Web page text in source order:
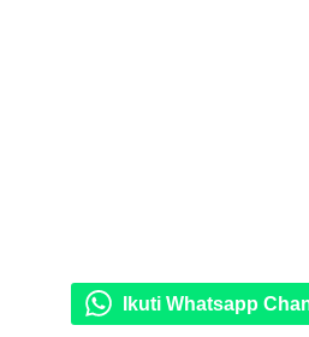
Ikuti Whatsapp